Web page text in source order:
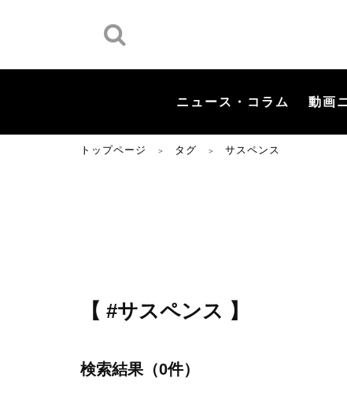
ニュース・コラム 動画
トップページ ＞ タグ ＞ サスペンス
【 #サスペンス 】
検索結果（0件）